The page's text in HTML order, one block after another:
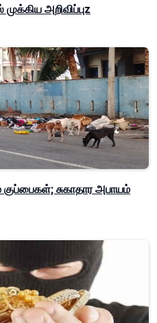
அறிவிப்புz
குப்பைகள்; சுகாதார அபாயம்